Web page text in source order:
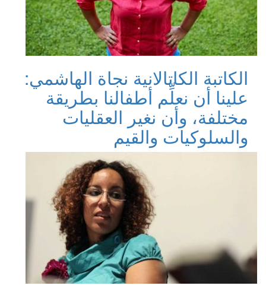
الكاتبة الكاتالانية نجاة الهاشمي:
علينا أن نعلِّم أطفالنا بطريقة
مختلفة، وأن نغير العقليات
والسلوكيات والقيم